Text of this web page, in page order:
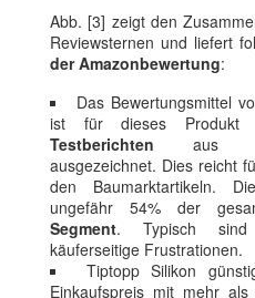
Abb. [3] zeigt den
Reviewsternen und liefert
der Amazonbewertung:
Das Bewertungsmittel
ist für dieses Produkt
Testberichten aus
ausgezeichnet. Dies reicht
den Baumarktartikeln.
ungefähr 54% der
Segment. Typisch
käuferseitige Frustrationen.
Tiptopp Silikon
Einkaufspreis mit mehr